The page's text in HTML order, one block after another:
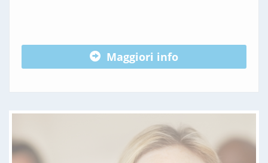
Maggiori info